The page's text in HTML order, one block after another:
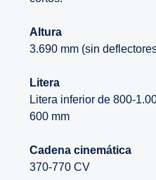
Altura
3.690 mm (sin
Litera
Litera inferior de 800-
600 mm
Cadena cinemática
370-770 CV